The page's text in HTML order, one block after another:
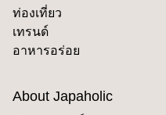
ท่องเที่ยว
เทรนด์
อาหารอร่อย
About Japaholic